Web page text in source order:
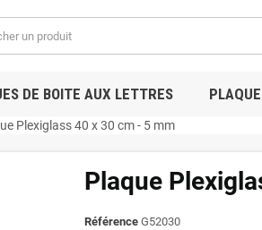
DE BOITE AUX LETTRES
Plexiglass 40 x 30 cm - 5 mm
Plaque
Référence G52030